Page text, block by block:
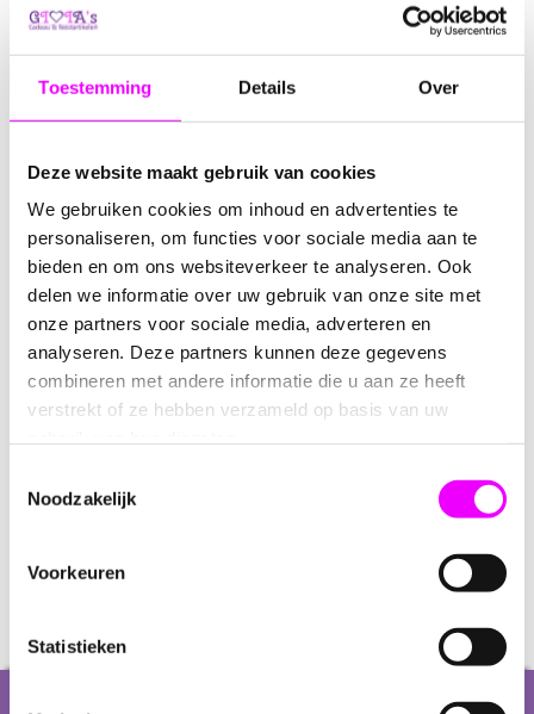
Toestemming Details Over
Deze website maakt gebruik van cookies
We gebruiken cookies om inhoud en advertenties te
personaliseren, om functies voor sociale media aan te
bieden en om ons websiteverkeer te analyseren. Ook
delen we informatie over uw gebruik van onze site met
onze partners voor sociale media, adverteren en
analyseren. Deze partners kunnen deze gegevens
combineren met andere informatie die u aan ze heeft
verstrekt of ze hebben verzameld op basis van uw
Noodzakelijk
Voorkeuren
Statistieken
cm)
cm)